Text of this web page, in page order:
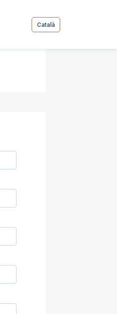
Català